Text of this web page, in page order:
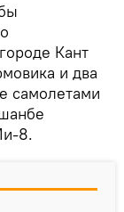
Кант
и два
самолетами
8.